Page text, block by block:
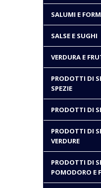
SALUMI E
SALSE E SUGHI
VERDURA E
PRODOTTI DI
SPEZIE
PRODOTTI DI
PRODOTTI DI
VERDURE
PRODOTTI DI
POMODORO E